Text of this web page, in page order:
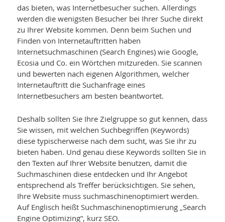
das bieten, was Internetbesucher suchen. Allerdings
werden die wenigsten Besucher bei Ihrer Suche direkt
zu Ihrer Website kommen. Denn beim Suchen und
Finden von Internetauftritten haben
Internetsuchmaschinen (Search Engines) wie Google,
Ecosia und Co. ein Wörtchen mitzureden. Sie scannen
und bewerten nach eigenen Algorithmen, welcher
Internetauftritt die Suchanfrage eines
Internetbesuchers am besten beantwortet.
Deshalb sollten Sie Ihre Zielgruppe so gut kennen, dass
Sie wissen, mit welchen Suchbegriffen (Keywords)
diese typischerweise nach dem sucht, was Sie ihr zu
bieten haben. Und genau diese Keywords sollten Sie in
den Texten auf Ihrer Website benutzen, damit die
Suchmaschinen diese entdecken und Ihr Angebot
entsprechend als Treffer berücksichtigen. Sie sehen,
Ihre Website muss suchmaschinenoptimiert werden.
Auf Englisch heißt Suchmaschinenoptimierung „Search
Engine Optimizing“, kurz SEO.